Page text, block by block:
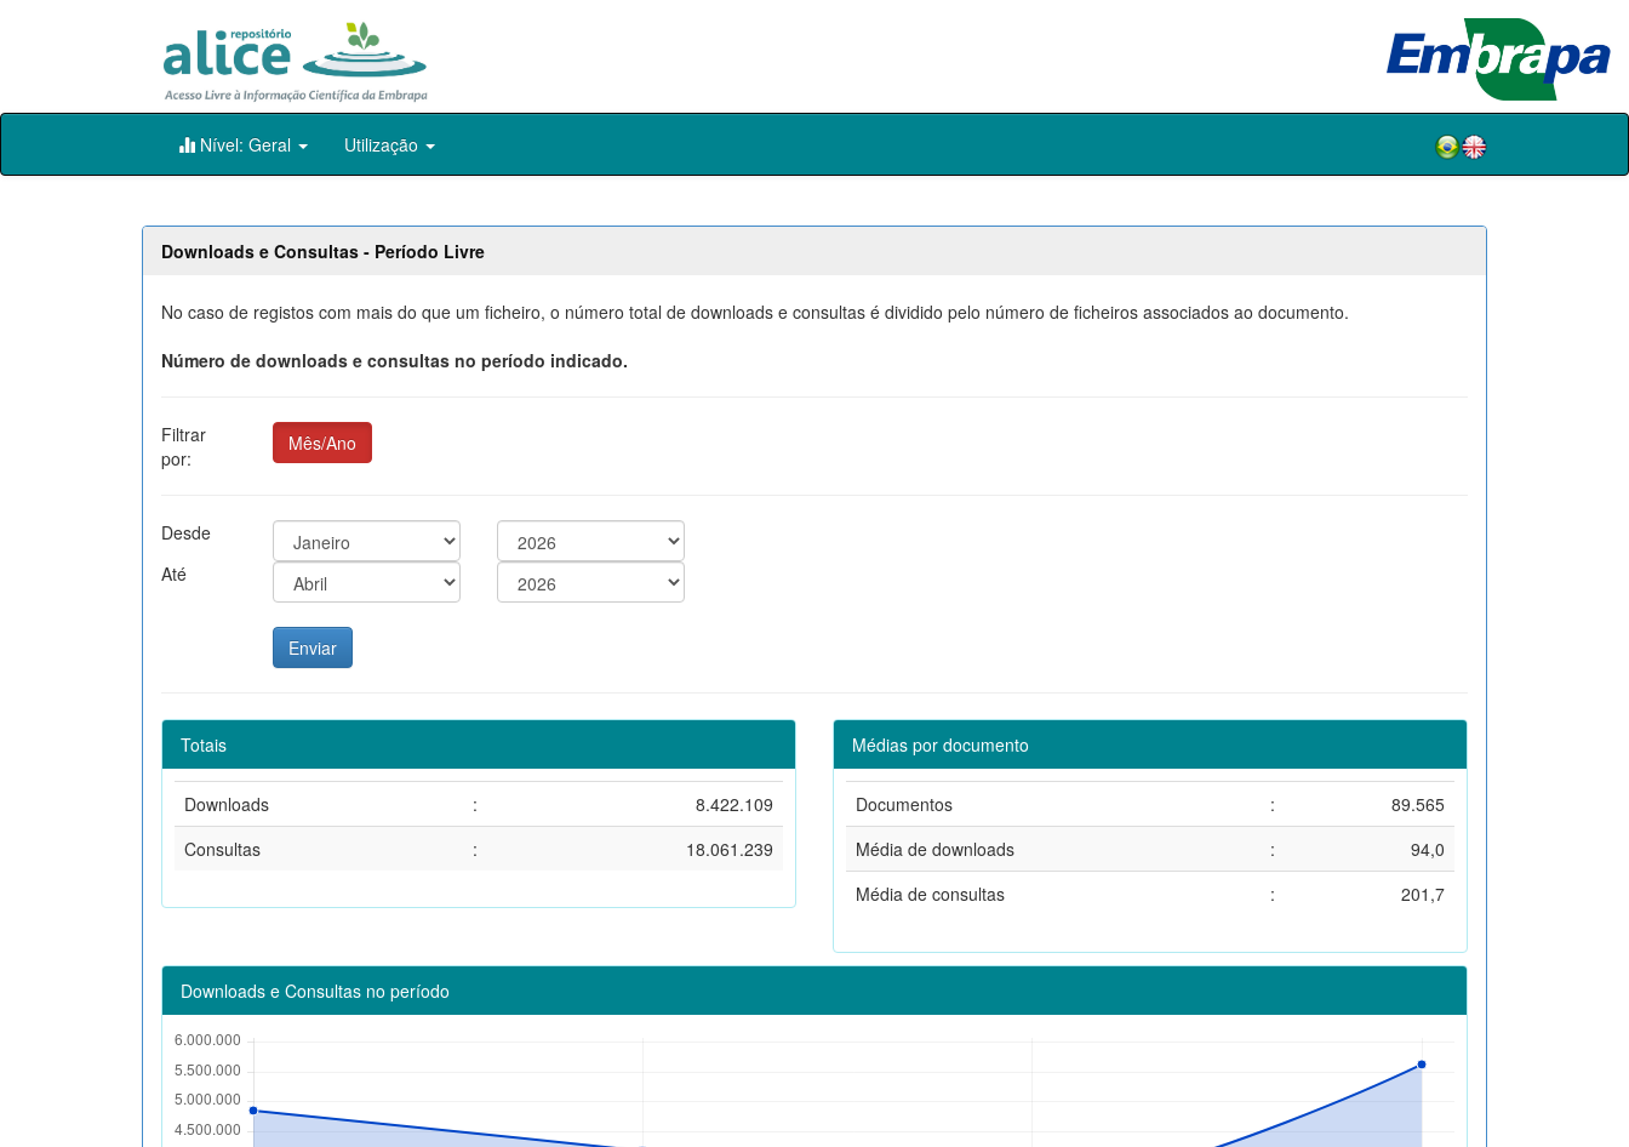
Skip
Nível: Geral Utilização
Downloads e Consultas - Período Livre
No caso de registos com mais do que um ficheiro, o número total de downloads e consultas é dividido pelo número de ficheiros associados ao documento.
Número de downloads e consultas no período indicado.
Filtrar
por:
Mês/Ano
Desde
Até
Totais
Downloads :
8.422.109
Consultas
: 18.061.239
Médias por documento
Documentos :
89.565
Média de downloads
:
94,0
Média de consultas
: 201,7
Downloads e Consultas no período